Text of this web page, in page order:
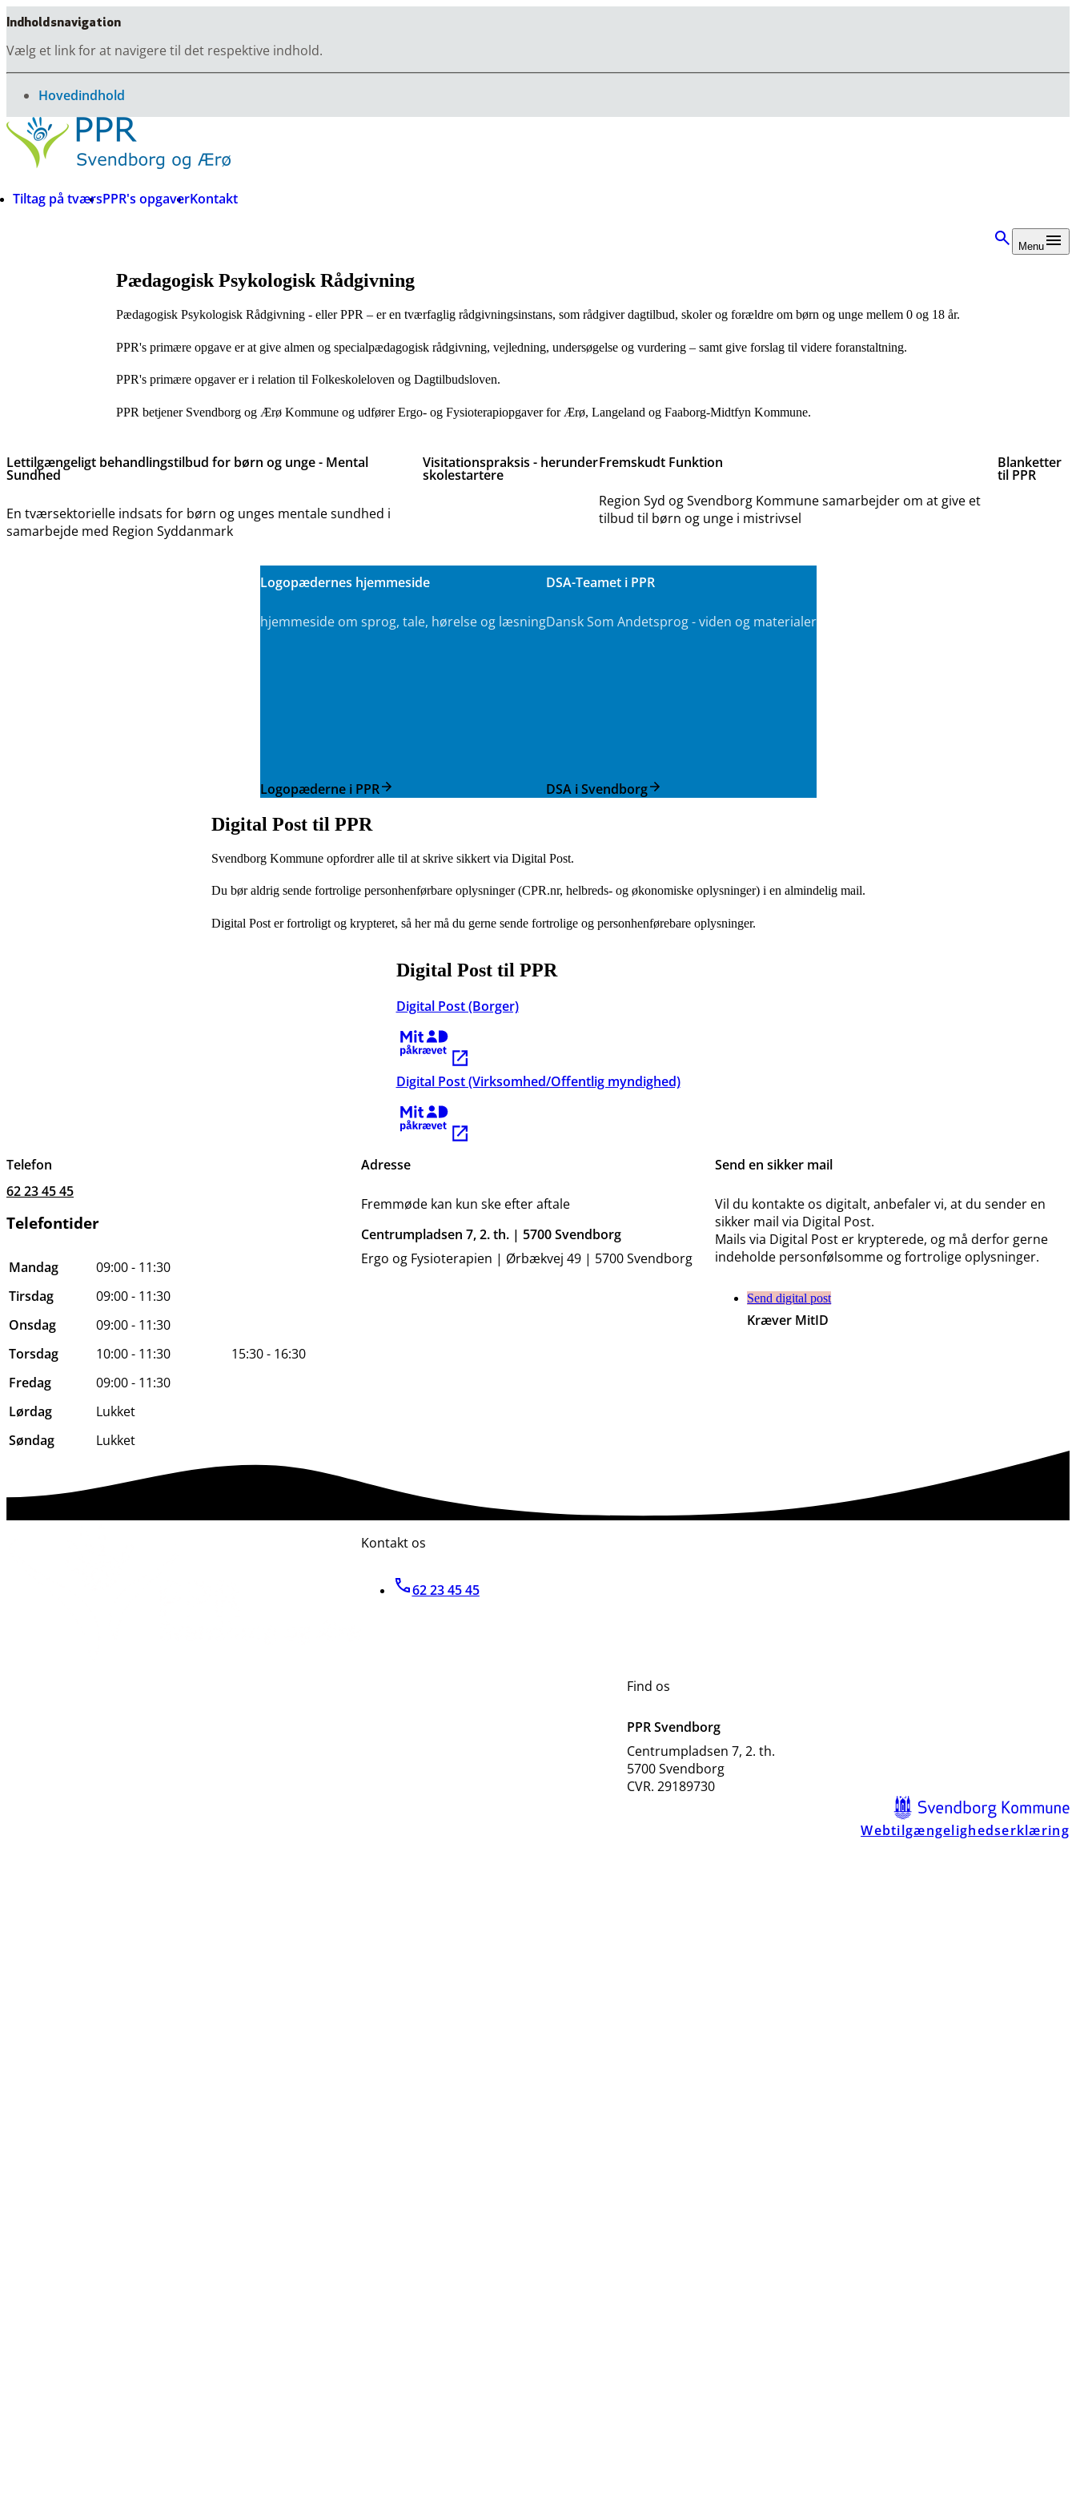
Indholdsnavigation
Vælg et link for at navigere til det respektive indhold.
gå til
Hovedindhold
Tiltag på tværsPPR's opgaverKontakt
Menu
Pædagogisk Psykologisk Rådgivning
Pædagogisk Psykologisk Rådgivning - eller PPR – er en tværfaglig rådgivningsinstans, som rådgiver dagtilbud, skoler og forældre om børn og unge mellem 0 og 18 år.
PPR's primære opgave er at give almen og specialpædagogisk rådgivning, vejledning, undersøgelse og vurdering – samt give forslag til videre foranstaltning.
PPR's primære opgaver er i relation til Folkeskoleloven og Dagtilbudsloven.
PPR betjener Svendborg og Ærø Kommune og udfører Ergo- og Fysioterapiopgaver for Ærø, Langeland og Faaborg-Midtfyn Kommune.
Lettilgængeligt behandlingstilbud for børn og unge - Mental
Sundhed
En tværsektorielle indsats for børn og unges mentale sundhed i
samarbejde med Region Syddanmark
Visitationspraksis - herunder
skolestartere
Fremskudt Funktion
Region Syd og Svendborg Kommune samarbejder om at give et
tilbud til børn og unge i mistrivsel
Blanketter
til PPR
Logopædernes hjemmeside
hjemmeside om sprog, tale, hørelse og læsning
Logopæderne i PPR
DSA-Teamet i PPR
Dansk Som Andetsprog - viden og materialer
DSA i Svendborg
Digital Post til PPR
Svendborg Kommune opfordrer alle til at skrive sikkert via Digital Post.
Du bør aldrig sende fortrolige personhenførbare oplysninger (CPR.nr, helbreds- og økonomiske oplysninger) i en almindelig mail.
Digital Post er fortroligt og krypteret, så her må du gerne sende fortrolige og personhenførebare oplysninger.
Digital Post til PPR
Digital Post (Borger)
Kræver MitID
Digital Post (Virksomhed/Offentlig myndighed)
Kræver MitID
Telefon
62 23 45 45
Telefontider
Mandag
09:00 - 11:30
Tirsdag
09:00 - 11:30
Onsdag
09:00 - 11:30
Torsdag
10:00 - 11:30
15:30 - 16:30
Fredag
09:00 - 11:30
Lørdag
Lukket
Søndag
Lukket
Adresse
Fremmøde kan kun ske efter aftale
Centrumpladsen 7, 2. th. | 5700 Svendborg
Ergo og Fysioterapien | Ørbækvej 49 | 5700 Svendborg
Send en sikker mail
Vil du kontakte os digitalt, anbefaler vi, at du sender en
sikker mail via Digital Post.
Mails via Digital Post er krypterede, og må derfor gerne
indeholde personfølsomme og fortrolige oplysninger.
Send digital post
Kræver MitID
Kontakt os
62 23 45 45
Find os
PPR Svendborg
Centrumpladsen 7, 2. th.
5700 Svendborg
CVR. 29189730
Webtilgængelighedserklæring